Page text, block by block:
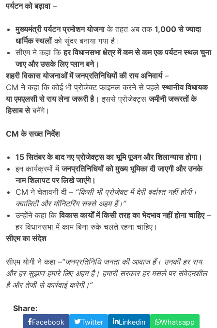
पर्यटन को बढ़ावा–
मुख्यमंत्री पर्यटन प्रमोशन योजनाके तहत अब तक 1,000से ज्यादा
धार्मिक स्थलोंको सुंदर बनाया गया है।
सीएम ने कहा किहर विधानसभा क्षेत्र में कम से कम एक पर्यटन स्थल चुना
जाए और उसके लिए प्लान बने।
शहरी विकास योजनाओं में जनप्रतिनिधियों की राय अनिवार्य–
CM ने कहा कि कोई भी प्रोजेक्ट फाइनल करने से पहलेस्थानीय विधायक
या एमएलसी से राय लेना जरूरी है। इससे प्रोजेक्ट्सजमीनी जरूरतों के
हिसाब सेबनेंगे।
CMके सख्त निर्देश
15सितंबर के बाद नए प्रोजेक्ट्स का भूमि पूजन और शिलान्यास होगा।
इन कार्यक्रमों मेंजनप्रतिनिधियों को मुख्य भूमिका दी जाएगी और उनके
नाम शिलापट पर लिखे जाएंगे।
CM ने चेतावनी दी – “किसी भी प्रोजेक्ट में देरी बर्दाश्त नहीं होगी।
क्वालिटी और मॉनिटरिंग सबसे अहम हैं।”
उन्होंने कहा किविकास कार्यों में किसी तरह का भेदभाव नहीं होना चाहिए–
हर विधानसभा में काम बिना रुके चलते रहना चाहिए।
सीएम का संदेश
सीएम योगी ने कहा –“जनप्रतिनिधि जनता की आवाज हैं। उनकी हर राय
और हर सुझाव हमारे लिए अहम है। हमारी सरकार हर मसले पर संवेदनशील
है और तेजी से कार्रवाई करेगी।”
Share:
Facebook Twitter Linkedin Whatsapp